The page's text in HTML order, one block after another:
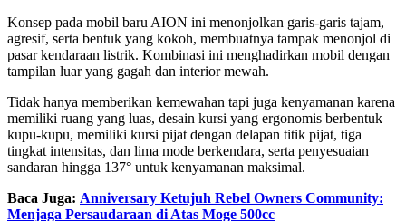
Konsep pada mobil baru AION ini menonjolkan garis-garis tajam,
agresif, serta bentuk yang kokoh, membuatnya tampak menonjol di
pasar kendaraan listrik. Kombinasi ini menghadirkan mobil dengan
tampilan luar yang gagah dan interior mewah.
Tidak hanya memberikan kemewahan tapi juga kenyamanan karena
memiliki ruang yang luas, desain kursi yang ergonomis berbentuk
kupu-kupu, memiliki kursi pijat dengan delapan titik pijat, tiga
tingkat intensitas, dan lima mode berkendara, serta penyesuaian
sandaran hingga 137° untuk kenyamanan maksimal.
Baca Juga: Anniversary Ketujuh Rebel Owners Community:
Menjaga Persaudaraan di Atas Moge 500cc